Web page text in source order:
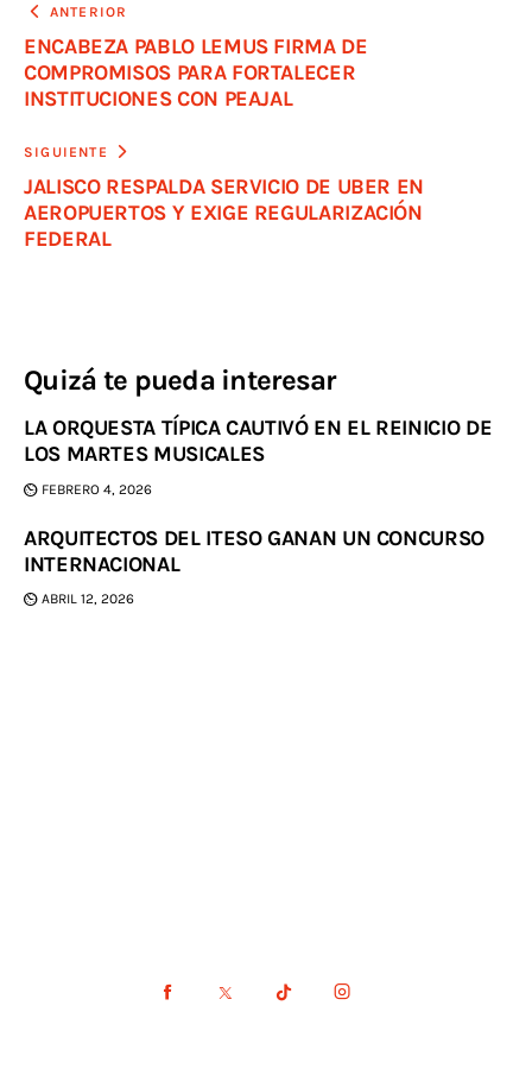
ANTERIOR
ENCABEZA PABLO LEMUS FIRMA DE
COMPROMISOS PARA FORTALECER
INSTITUCIONES CON PEAJAL
SIGUIENTE
JALISCO RESPALDA SERVICIO DE UBER EN
AEROPUERTOS Y EXIGE REGULARIZACIÓN
FEDERAL
Quizá te pueda interesar
LA ORQUESTA TÍPICA CAUTIVÓ EN EL REINICIO DE
LOS MARTES MUSICALES
FEBRERO 4, 2026
ARQUITECTOS DEL ITESO GANAN UN CONCURSO
INTERNACIONAL
ABRIL 12, 2026